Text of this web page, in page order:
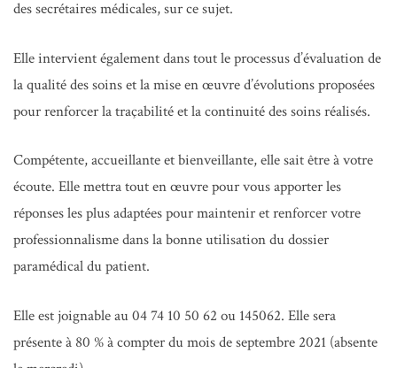
des secrétaires médicales, sur ce sujet.
Elle intervient également dans tout le processus d’évaluation de
la qualité des soins et la mise en œuvre d’évolutions proposées
pour renforcer la traçabilité et la continuité des soins réalisés.
Compétente, accueillante et bienveillante, elle sait être à votre
écoute. Elle mettra tout en œuvre pour vous apporter les
réponses les plus adaptées pour maintenir et renforcer votre
professionnalisme dans la bonne utilisation du dossier
paramédical du patient.
Elle est joignable au 04 74 10 50 62 ou 145062. Elle sera
présente à 80 % à compter du mois de septembre 2021 (absente